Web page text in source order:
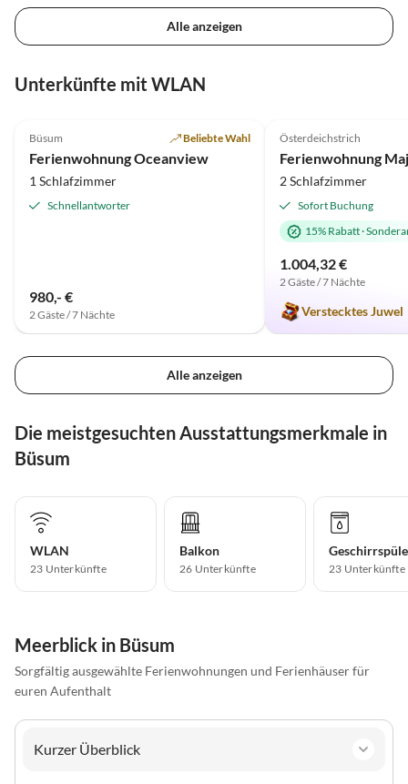
Alle anzeigen
Unterkünfte mit WLAN
Büsum Beliebte Wahl
Ferienwohnung Oceanview
1 Schlafzimmer
Schnellantworter
980,- €
2 Gäste / 7 Nächte
Österdeichstrich
2 Schlafzimmer
Sofort Buchung
15% Rabatt·
1.004,32 €
2 Gäste / 7 Nächte
Verstecktes Juwel
Alle anzeigen
Die meistgesuchten Ausstattungsmerkmale in
Büsum
WLAN
23 Unterkünfte
Balkon
26 Unterkünfte 23 Unterkünfte
Meerblick in Büsum
Sorgfältig ausgewählte Ferienwohnungen und Ferienhäuser für
euren Aufenthalt
Kurzer Überblick